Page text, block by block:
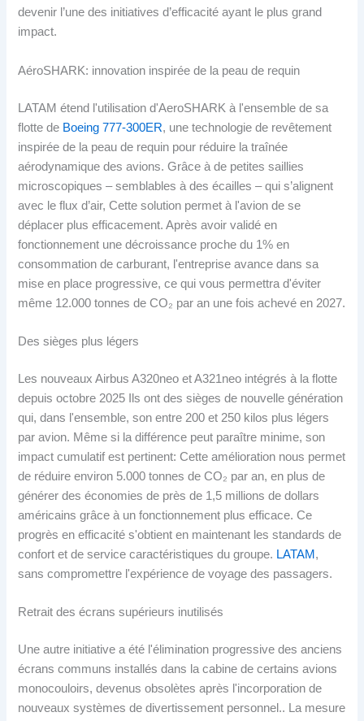
devenir l’une des initiatives d’efficacité ayant le plus grand
impact.
AéroSHARK: innovation inspirée de la peau de requin
LATAM étend l'utilisation d'AeroSHARK à l'ensemble de sa
flotte de Boeing 777-300ER, une technologie de revêtement
inspirée de la peau de requin pour réduire la traînée
aérodynamique des avions. Grâce à de petites saillies
microscopiques – semblables à des écailles – qui s’alignent
avec le flux d’air, Cette solution permet à l'avion de se
déplacer plus efficacement. Après avoir validé en
fonctionnement une décroissance proche du 1% en
consommation de carburant, l'entreprise avance dans sa
mise en place progressive, ce qui vous permettra d'éviter
même 12.000 tonnes de CO₂ par an une fois achevé en 2027.
Des sièges plus légers
Les nouveaux Airbus A320neo et A321neo intégrés à la flotte
depuis octobre 2025 Ils ont des sièges de nouvelle génération
qui, dans l'ensemble, son entre 200 et 250 kilos plus légers
par avion. Même si la différence peut paraître minime, son
impact cumulatif est pertinent: Cette amélioration nous permet
de réduire environ 5.000 tonnes de CO₂ par an, en plus de
générer des économies de près de 1,5 millions de dollars
américains grâce à un fonctionnement plus efficace. Ce
progrès en efficacité s'obtient en maintenant les standards de
confort et de service caractéristiques du groupe. LATAM ,
sans compromettre l'expérience de voyage des passagers.
Retrait des écrans supérieurs inutilisés
Une autre initiative a été l'élimination progressive des anciens
écrans communs installés dans la cabine de certains avions
monocouloirs, devenus obsolètes après l'incorporation de
nouveaux systèmes de divertissement personnel.. La mesure